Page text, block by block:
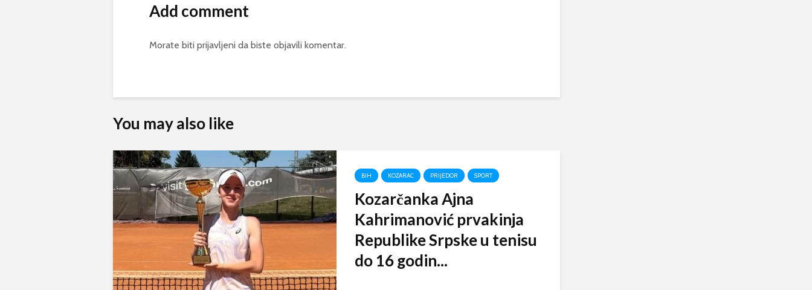
Add comment
Morate biti prijavljeni da biste objavili komentar.
You may also like
BIH KOZARAC PRIJEDOR SPORT
Kozarčanka Ajna
Kahrimanović prvakinja
Republike Srpske u tenisu
do 16 godin...